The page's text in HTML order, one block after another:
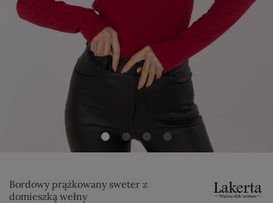
Bordowy prążkowany sweter z
domieszką wełny